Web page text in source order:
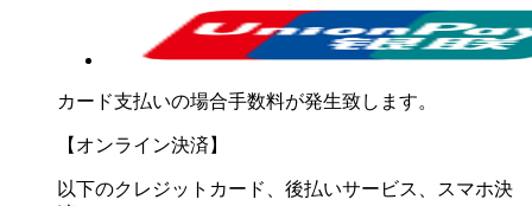
カード支払いの場合手数料が発生致します。
【オンライン決済】
以下のクレジットカード、後払いサービス、スマホ決